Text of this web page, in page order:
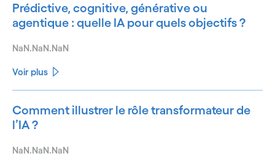
Prédictive, cognitive, générative ou
agentique : quelle IA pour quels objectifs ?
NaN.NaN.NaN
Voir plus
Comment illustrer le rôle transformateur de
l’IA ?
NaN.NaN.NaN